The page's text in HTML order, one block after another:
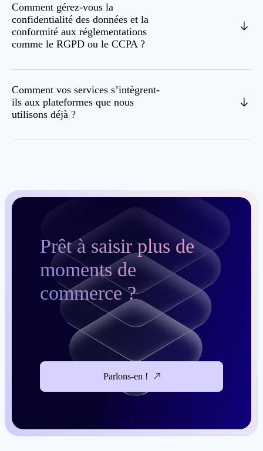
Comment gérez-vous la
confidentialité des données et la
conformité aux réglementations
comme le RGPD ou le CCPA ?
Comment vos services s’intègrent-
ils aux plateformes que nous
utilisons déjà ?
Prêt à saisir plus de
moments de
commerce ?
Parlons-en !